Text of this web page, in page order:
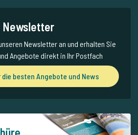
Newsletter
Newsletter an und erhalten Sie
Angebote direkt in Ihr Postfach
besten Angebote und News